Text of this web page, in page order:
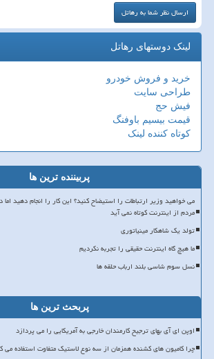
لینک دوستهای رهاتل
خرید و فروش خودرو
طراحی سایت
فیش حج
قیمت بیسیم باوفنگ
کوتاه کننده لینک
پربیننده ترین ها
می خواهید وزیر ارتباطات را استیضاح کنید؟ این کار را انجام دهید
مردم از اینترنت کوتاه نمی آید
تولد یک شاهکار مینیاتوری
ما هیچ گاه اینترنت حقیقی را تجربه نکردیم
نسل سوم شاسی بلند ارباب حلقه ها
پربحث ترین ها
اوپن ای آی بهای ترجیح کارمندان خارجی به آمریکایی را می پردازد
چرا کامیون های کشنده همزمان از سه نوع لاستیک متفاوت استفاده می